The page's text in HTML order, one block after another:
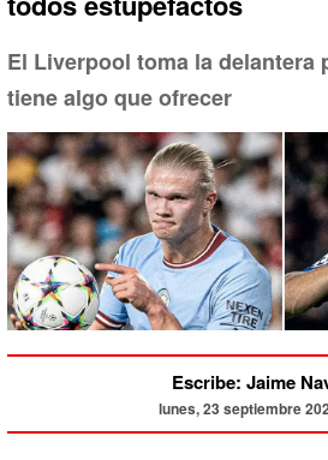
El Liverpool toma la delantera
tiene algo que ofrecer
Escribe: Jaime
lunes, 23 septiembre